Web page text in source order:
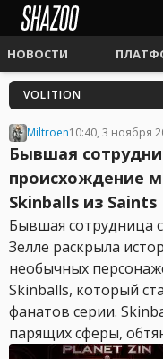
НОВОСТИ
VOLITION
Miltroen10:40, 3 ноября
Бывшая
происхождение
Skinballs из Saints
Бывшая сотрудница
Зелле раскрыла
необычных
Skinballs, который
фанатов серии.
парящих сферы,